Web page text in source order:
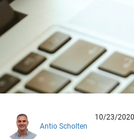
Antio Scholten
10/23/2020